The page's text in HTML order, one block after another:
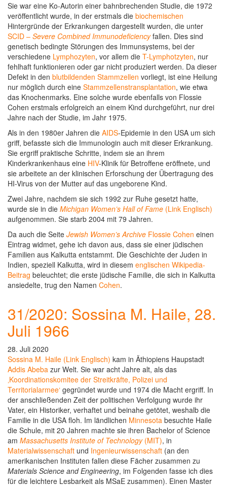
Sie war eine Ko-Autorin einer bahnbrechenden Studie, die 1972
veröffentlicht wurde, in der erstmals die biochemischen
Hintergründe der Erkrankungen dargestellt wurden, die unter
SCID – Severe Combined Immunodeficiencyfallen. Dies sind
genetisch bedingte Störungen des Immunsystems, bei der
verschiedene Lymphozyten, vor allem die T-Lymphotzyten, nur
fehlhaft funktionieren oder gar nicht produziert werden. Da dieser
Defekt in den blutbildenden Stammzellen vorliegt, ist eine Heilung
nur möglich durch eine Stammzellenstransplantation, wie etwa
das Knochenmarks. Eine solche wurde ebenfalls von Flossie
Cohen erstmals erfolgreich an einem Kind durchgeführt, nur drei
Jahre nach der Studie, im Jahr 1975.
Als in den 1980er Jahren die AIDS-Epidemie in den USA um sich
griff, befasste sich die Immunologin auch mit dieser Erkrankung.
Sie ergriff praktische Schritte, indem sie an ihrem
Kinderkrankenhaus eine HIV-Klinik für Betroffene eröffnete, und
sie arbeitete an der klinischen Erforschung der Übertragung des
HI-Virus von der Mutter auf das ungeborene Kind.
Zwei Jahre, nachdem sie sich 1992 zur Ruhe gesetzt hatte,
wurde sie in die Michigan Women’s Hall of Fame (Link Englisch)
aufgenommen. Sie starb 2004 mit 79 Jahren.
Da auch die Seite Jewish Women’s Archive Flossie Cohen einen
Eintrag widmet, gehe ich davon aus, dass sie einer jüdischen
Familien aus Kalkutta entstammt. Die Geschichte der Juden in
Indien, speziell Kalkutta, wird in diesem englischen Wikipedia-
Beitrag beleuchtet; die erste jüdische Familie, die sich in Kalkutta
ansiedelte, trug den Namen Cohen.
31/2020: Sossina M. Haile, 28.
Juli 1966
28. Juli 2020
Sossina M. Haile (Link Englisch) kam in Äthiopiens Haupstadt
Addis Abeba zur Welt. Sie war acht Jahre alt, als das
‚Koordinationskomitee der Streitkräfte, Polizei und
Territorialarmee‘ gegründet wurde und 1974 die Macht ergriff. In
der anschließenden Zeit der politischen Verfolgung wurde ihr
Vater, ein Historiker, verhaftet und beinahe getötet, weshalb die
Familie in die USA floh. Im ländlichen Minnesota besuchte Haile
die Schule, mit 20 Jahren machte sie ihren Bachelor of Science
am Massachusetts Institute of Technology(MIT), in
Materialwissenschaft und Ingenieurwissenschaft (an den
amerikanischen Instituten fallen diese Fächer zusammen zu
Materials Science and Engineering, im Folgenden fasse ich dies
für die leichtere Lesbarkeit als MSaE zusammen). Einen Master